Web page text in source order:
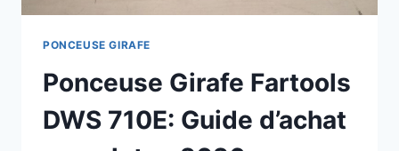
PONCEUSE GIRAFE
Ponceuse Girafe Fartools
DWS 710E: Guide d’achat